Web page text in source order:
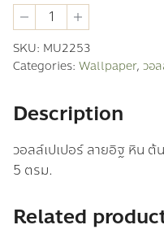
วอ
ลล์
เปเปอร์
อิฐ
หิน
quantity
SKU: MU2253
Categories: Wallpaper, วอ
Description
วอลล์เปเปอร์ ลายอิฐ หิน
5 ตรม.
Related